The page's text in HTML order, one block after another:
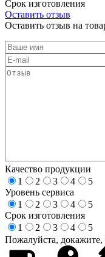
Срок изготовления
Оставить отзыв
Оставить отзыв на
Качество продукции
1
2 3 4
5
Уровень сервиса
1
2 3 4
5
Срок изготовления
1
2 3 4
5
Пожалуйста,